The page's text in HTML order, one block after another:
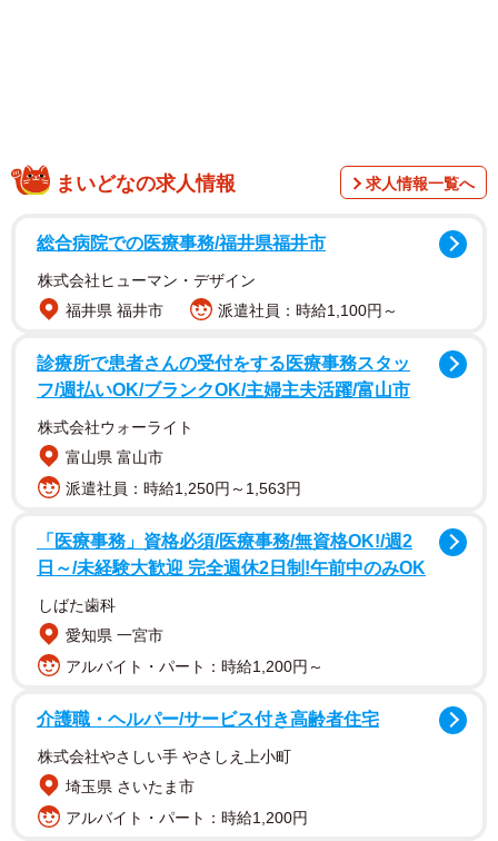
まさかの「ピンポンの主」に楽しいコメントが殺到した。
こんなピンポンなら…うちにも来て！
「あらま、可愛いお客さま」
「何度でも忘れ物して欲しい」
「わんちゃんが勧誘にきたら入れちゃうなぁと思ったりし
ます」
「こんなピンポンやったら毎回出たい」
「ウチにもピンポンしに来て欲しい～」
この時、モニターに映っていたのは、ももちゃん1匹。
そのため、「1人で散歩してきたの？」というコメントも寄
せられていたが、実はこの時、インターフォンを押したの
は、ももちゃんを連れて朝の散歩に出かけた「パパさ
ん」。ももちゃんだけが画面に映るように、ももちゃんを
まいどなの求人情報 求人情報一覧へ
総合病院での医療事務/福井県福井市
株式会社ヒューマン・デザイン
福井県 福井市
派遣社員：時給1,100円～
診療所で患者さんの受付をする医療事務スタッ
フ/週払いOK/ブランクOK/主婦主夫活躍/富山市
株式会社ウォーライト
富山県 富山市
派遣社員：時給1,250円～1,563円
「医療事務」資格必須/医療事務/無資格OK!/週2
日～/未経験大歓迎 完全週休2日制!午前中のみOK
しばた歯科
愛知県 一宮市
アルバイト・パート：時給1,200円～
介護職・ヘルパー/サービス付き高齢者住宅
株式会社やさしい手 やさしえ上小町
埼玉県 さいたま市
アルバイト・パート：時給1,200円